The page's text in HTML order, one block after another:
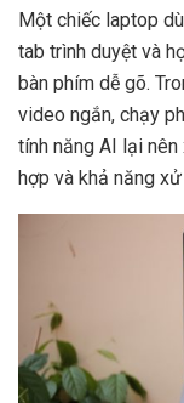
Một chiếc laptop
tab trình duyệt và
bàn phím dễ gõ.
video ngắn, chạy
tính năng AI lại
hợp và khả năng